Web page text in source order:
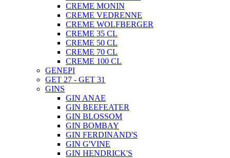
CREME MONIN
CREME VEDRENNE
CREME WOLFBERGER
CREME 35 CL
CREME 50 CL
CREME 70 CL
CREME 100 CL
GENEPI
GET 27 - GET 31
GINS
GIN ANAE
GIN BEEFEATER
GIN BLOSSOM
GIN BOMBAY
GIN FERDINAND'S
GIN G'VINE
GIN HENDRICK'S